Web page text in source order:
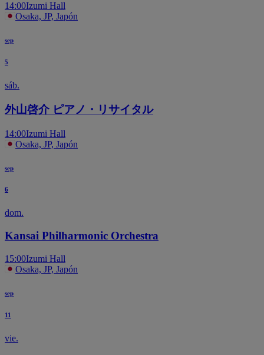
14:00Izumi Hall
Osaka, JP, Japón
sep
5
sáb.
外山啓介 ピアノ・リサイタル
14:00Izumi Hall
Osaka, JP, Japón
sep
6
dom.
Kansai Philharmonic Orchestra
15:00Izumi Hall
Osaka, JP, Japón
sep
11
vie.